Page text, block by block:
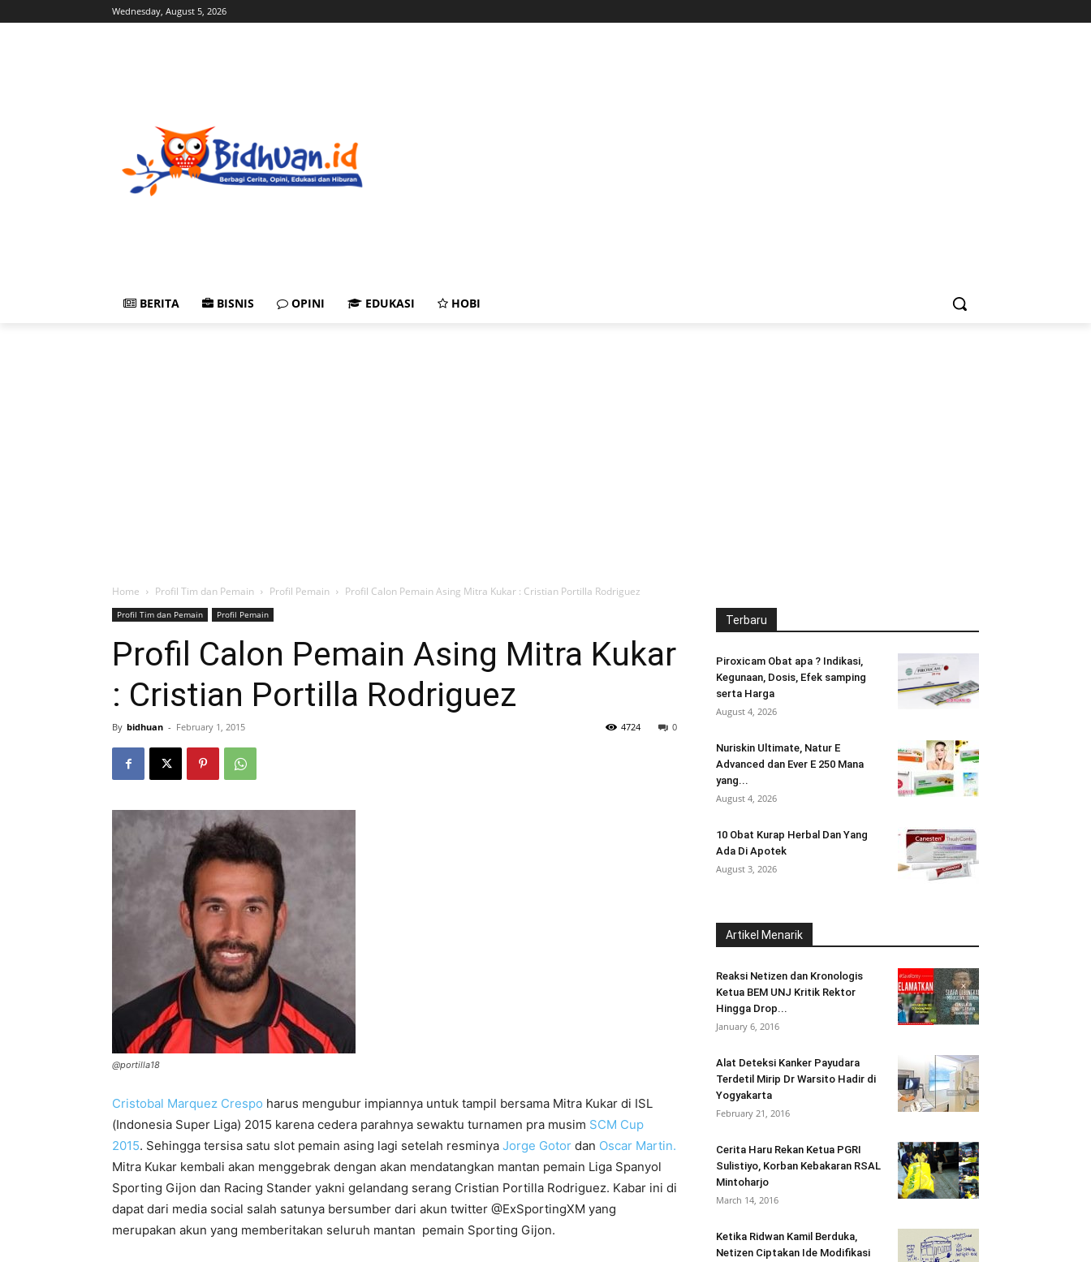
Wednesday, August 5, 2026
BERITA BISNIS OPINI EDUKASI HOBI
Home Profil Tim dan Pemain Profil Pemain Profil Calon Pemain Asing Mitra Kukar : Cristian Portilla Rodriguez
Profil Tim dan Pemain Profil Pemain
Profil Calon Pemain Asing Mitra Kukar
: Cristian Portilla Rodriguez
By bidhuan - February 1, 2015 0
4724
@portilla18
Cristobal Marquez Crespo harus mengubur impiannya untuk tampil bersama Mitra Kukar di ISL
(Indonesia Super Liga) 2015 karena cedera parahnya sewaktu turnamen pra musim SCM Cup
2015. Sehingga tersisa satu slot pemain asing lagi setelah resminya Jorge Gotor dan Oscar Martin.
Mitra Kukar kembali akan menggebrak dengan akan mendatangkan mantan pemain Liga Spanyol
Sporting Gijon dan Racing Stander yakni gelandang serang Cristian Portilla Rodriguez. Kabar ini di
dapat dari media social salah satunya bersumber dari akun twitter @ExSportingXM yang
merupakan akun yang memberitakan seluruh mantan pemain Sporting Gijon.
Terbaru
Piroxicam Obat apa ? Indikasi,
Kegunaan, Dosis, Efek samping
serta Harga
August 4, 2026
Nuriskin Ultimate, Natur E
Advanced dan Ever E 250 Mana
yang...
August 4, 2026
10 Obat Kurap Herbal Dan Yang
Ada Di Apotek
August 3, 2026
Artikel Menarik
Reaksi Netizen dan Kronologis
Ketua BEM UNJ Kritik Rektor
Hingga Drop...
January 6, 2016
Alat Deteksi Kanker Payudara
Terdetil Mirip Dr Warsito Hadir di
Yogyakarta
February 21, 2016
Cerita Haru Rekan Ketua PGRI
Sulistiyo, Korban Kebakaran RSAL
Mintoharjo
March 14, 2016
Ketika Ridwan Kamil Berduka,
Netizen Ciptakan Ide Modifikasi